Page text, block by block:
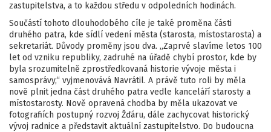
zastupitelstva, a to každou středu v odpoledních hodinách.
Součástí tohoto dlouhodobého cíle je také proměna části
druhého patra, kde sídlí vedení města (starosta, místostarosta) a
sekretariát. Důvody proměny jsou dva. „Zaprvé slavíme letos 100
let od vzniku republiky, zadruhé na úřadě chybí prostor, kde by
byla srozumitelně zprostředkovaná historie vývoje města i
samosprávy,“ vyjmenovává Navrátil. A právě tuto roli by měla
nově plnit jedna část druhého patra vedle kanceláří starosty a
místostarosty. Nově opravená chodba by měla ukazovat ve
fotografiích postupný rozvoj Žďáru, dále zachycovat historický
vývoj radnice a představit aktuální zastupitelstvo. Do budoucna